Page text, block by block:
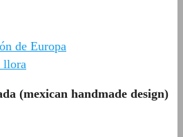
de Europa
llora
(mexican handmade design)